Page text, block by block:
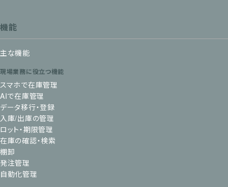
機能
主な機能
現場業務に役立つ機能
スマホで在庫管理
AIで在庫管理
データ移行・登録
入庫/出庫の管理
ロット・期限管理
在庫の確認・検索
棚卸
発注管理
自動化管理